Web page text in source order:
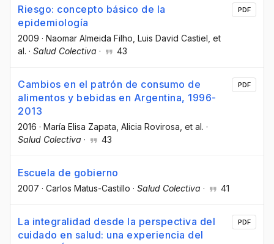
Riesgo: concepto básico de la
epidemiología
2009 · Naomar Almeida Filho , Luis David Castiel , et
al. · Salud Colectiva · 43
PDF
Cambios en el patrón de consumo de
alimentos y bebidas en Argentina, 1996-
2013
2016 · María Elisa Zapata , Alicia Rovirosa , et al. ·
Salud Colectiva · 43
PDF
Escuela de gobierno
2007 · Carlos Matus-Castillo · Salud Colectiva · 41
La integralidad desde la perspectiva del
cuidado en salud: una experiencia del
PDF